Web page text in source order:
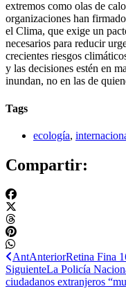
extremos como olas de
organizaciones han
el Clima, que exige un
necesarios para reducir
crecientes riesgos
y las decisiones estén en
inundan, no en las de
Tags
ecología,
Compartir:
AntAnteriorRetina Fina
SiguienteLa Policía
ciudadanos extranjeros